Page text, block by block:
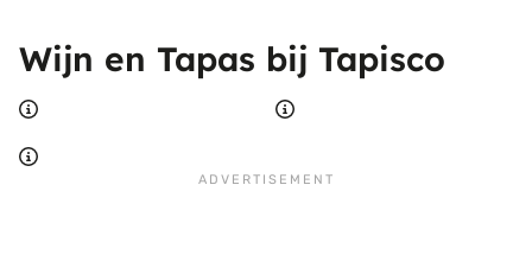
Wijn en Tapas bij Tapisco